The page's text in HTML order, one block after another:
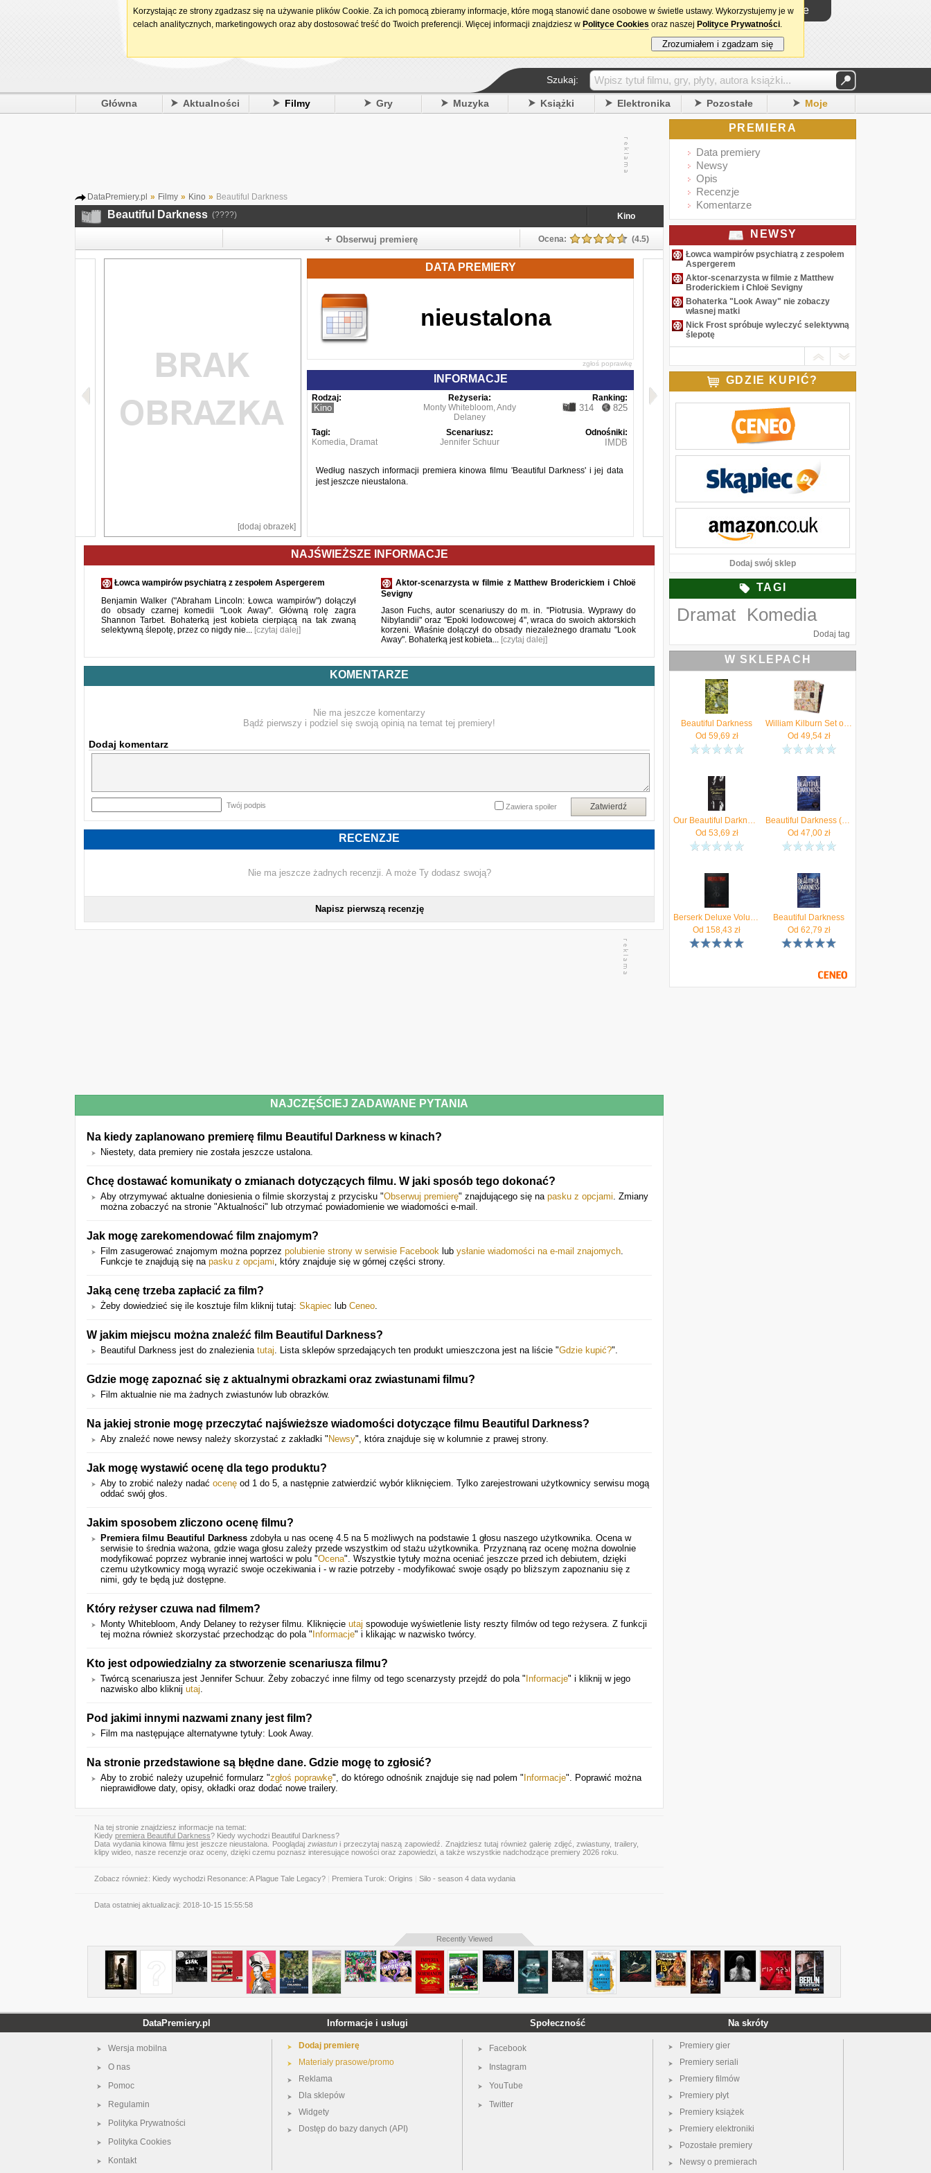
15. urodziny DataPremiery.pl Logowanie
Szukaj:
Główna Aktualności Filmy Gry Muzyka Książki Elektronika Pozostałe Moje
DataPremiery.pl » Filmy » Kino » Beautiful Darkness
Beautiful Darkness (????) Kino
Obserwuj premierę Ocena: (4.5)
DATA PREMIERY
nieustalona
zgłoś poprawkę
INFORMACJE
Rodzaj:
Kino
Reżyseria:
Monty Whitebloom, Andy
Delaney
Ranking:
314 825
Tagi:
Komedia, Dramat
Scenariusz:
Jennifer Schuur
Odnośniki:
IMDB
Według naszych informacji premiera kinowa filmu 'Beautiful Darkness' i jej data
jest jeszcze nieustalona.
[dodaj obrazek]
NAJŚWIEŻSZE INFORMACJE
Łowca wampirów psychiatrą z zespołem Aspergerem
Benjamin Walker ("Abraham Lincoln: Łowca wampirów") dołączył
do obsady czarnej komedii "Look Away". Główną rolę zagra
Shannon Tarbet. Bohaterką jest kobieta cierpiącą na tak zwaną
selektywną ślepotę, przez co nigdy nie... [czytaj dalej]
Aktor-scenarzysta w filmie z Matthew Broderickiem i Chloë
Sevigny
Jason Fuchs, autor scenariuszy do m. in. "Piotrusia. Wyprawy do
Nibylandii" oraz "Epoki lodowcowej 4", wraca do swoich aktorskich
korzeni. Właśnie dołączył do obsady niezależnego dramatu "Look
Away". Bohaterką jest kobieta... [czytaj dalej]
KOMENTARZE
Nie ma jeszcze komentarzy
Bądź pierwszy i podziel się swoją opinią na temat tej premiery!
Dodaj komentarz
Twój podpis Zatwierdź
Zawiera spoiler
RECENZJE
Nie ma jeszcze żadnych recenzji. A może Ty dodasz swoją?
Napisz pierwszą recenzję
NAJCZĘŚCIEJ ZADAWANE PYTANIA
Na kiedy zaplanowano premierę filmu Beautiful Darkness w kinach?
Niestety, data premiery nie została jeszcze ustalona.
Chcę dostawać komunikaty o zmianach dotyczących filmu. W jaki sposób tego dokonać?
Aby otrzymywać aktualne doniesienia o filmie skorzystaj z przycisku "Obserwuj premierę" znajdującego się na pasku z opcjami. Zmiany
można zobaczyć na stronie "Aktualności" lub otrzymać powiadomienie we wiadomości e-mail.
Jak mogę zarekomendować film znajomym?
Film zasugerować znajomym można poprzez polubienie strony w serwisie Facebook lub ysłanie wiadomości na e-mail znajomych.
Funkcje te znajdują się na pasku z opcjami, który znajduje się w górnej części strony.
Jaką cenę trzeba zapłacić za film?
Żeby dowiedzieć się ile kosztuje film kliknij tutaj: Skąpiec lub Ceneo.
W jakim miejscu można znaleźć film Beautiful Darkness?
Beautiful Darkness jest do znalezienia tutaj. Lista sklepów sprzedających ten produkt umieszczona jest na liście "Gdzie kupić?".
Gdzie mogę zapoznać się z aktualnymi obrazkami oraz zwiastunami filmu?
Film aktualnie nie ma żadnych zwiastunów lub obrazków.
Na jakiej stronie mogę przeczytać najświeższe wiadomości dotyczące filmu Beautiful Darkness?
Aby znaleźć nowe newsy należy skorzystać z zakładki " Newsy", która znajduje się w kolumnie z prawej strony.
Jak mogę wystawić ocenę dla tego produktu?
Aby to zrobić należy nadać ocenę od 1 do 5, a następnie zatwierdzić wybór kliknięciem. Tylko zarejestrowani użytkownicy serwisu mogą
oddać swój głos.
Jakim sposobem zliczono ocenę filmu?
Premiera filmu Beautiful Darkness zdobyła u nas ocenę 4.5 na 5 możliwych na podstawie 1 głosu naszego użytkownika. Ocena w
serwisie to średnia ważona, gdzie waga głosu zależy przede wszystkim od stażu użytkownika. Przyznaną raz ocenę można dowolnie
modyfikować poprzez wybranie innej wartości w polu "Ocena". Wszystkie tytuły można oceniać jeszcze przed ich debiutem, dzięki
czemu użytkownicy mogą wyrazić swoje oczekiwania i - w razie potrzeby - modyfikować swoje osądy po bliższym zapoznaniu się z
nimi, gdy te będą już dostępne.
Który reżyser czuwa nad filmem?
Monty Whitebloom, Andy Delaney to reżyser filmu. Kliknięcie utaj spowoduje wyświetlenie listy reszty filmów od tego reżysera. Z funkcji
tej można również skorzystać przechodząc do pola " Informacje" i klikając w nazwisko twórcy.
Kto jest odpowiedzialny za stworzenie scenariusza filmu?
Twórcą scenariusza jest Jennifer Schuur. Żeby zobaczyć inne filmy od tego scenarzysty przejdź do pola " Informacje" i kliknij w jego
nazwisko albo kliknij utaj.
Pod jakimi innymi nazwami znany jest film?
Film ma następujące alternatywne tytuły: Look Away.
Na stronie przedstawione są błędne dane. Gdzie mogę to zgłosić?
Aby to zrobić należy uzupełnić formularz "zgłoś poprawkę", do którego odnośnik znajduje się nad polem " Informacje". Poprawić można
nieprawidłowe daty, opisy, okładki oraz dodać nowe trailery.
Na tej stronie znajdziesz informacje na temat:
Kiedy premiera Beautiful Darkness? Kiedy wychodzi Beautiful Darkness?
Data wydania kinowa filmu jest jeszcze nieustalona. Pooglądaj zwiastuni przeczytaj naszą zapowiedź. Znajdziesz tutaj również galerię zdjęć, zwiastuny, trailery,
klipy wideo, nasze recenzje oraz oceny, dzięki czemu poznasz interesujące nowości oraz zapowiedzi, a także wszystkie nadchodzące premiery 2026 roku.
Zobacz również: Kiedy wychodzi Resonance: A Plague Tale Legacy? Premiera Turok: Origins Silo - season 4 data wydania
Data ostatniej aktualizacji: 2018-10-15 15:55:58
PREMIERA
Data premiery
Newsy
Opis
Recenzje
Komentarze
NEWSY
Łowca wampirów psychiatrą z zespołem
Aspergerem
Aktor-scenarzysta w filmie z Matthew
Broderickiem i Chloë Sevigny
Bohaterka "Look Away" nie zobaczy
własnej matki
Nick Frost spróbuje wyleczyć selektywną
ślepotę
GDZIE KUPIĆ?
Dodaj swój sklep
TAGI
Dramat Komedia
Dodaj tag
W SKLEPACH
Beautiful Darkness
Od 59,69 zł
William Kilburn Set of 3 Standard Notebooks
Od 49,54zł
Our Beautiful Darkness: A Graphic Novel
Od 53,69 zł
Beautiful Darkness (Book 2): 2/4 (Beautiful Creatures) - Kami Garcia [KSIĄŻKA]
Od 47,00zł
Berserk Deluxe Volume 1
Od 158,43 zł
Beautiful Darkness
Od 62,79 zł
Recently Viewed
DataPremiery.pl
Wersja mobilna
O nas
Pomoc
Regulamin
Polityka Prywatności
Polityka Cookies
Kontakt
Informacje i usługi
Dodaj premierę
Materiały prasowe/promo
Reklama
Dla sklepów
Widgety
Dostęp do bazy danych (API)
Społeczność
Facebook
Instagram
YouTube
Twitter
Na skróty
Premiery gier
Premiery seriali
Premiery filmów
Premiery płyt
Premiery książek
Premiery elektroniki
Pozostałe premiery
Newsy o premierach
Korzystając ze strony zgadzasz się na używanie plików Cookie. Za ich pomocą zbieramy informacje, które mogą stanowić dane osobowe w świetle ustawy. Wykorzystujemy je w
celach analitycznych, marketingowych oraz aby dostosować treść do Twoich preferencji. Więcej informacji znajdziesz w Polityce Cookies oraz naszej Polityce Prywatności.
Zrozumiałem i zgadzam się